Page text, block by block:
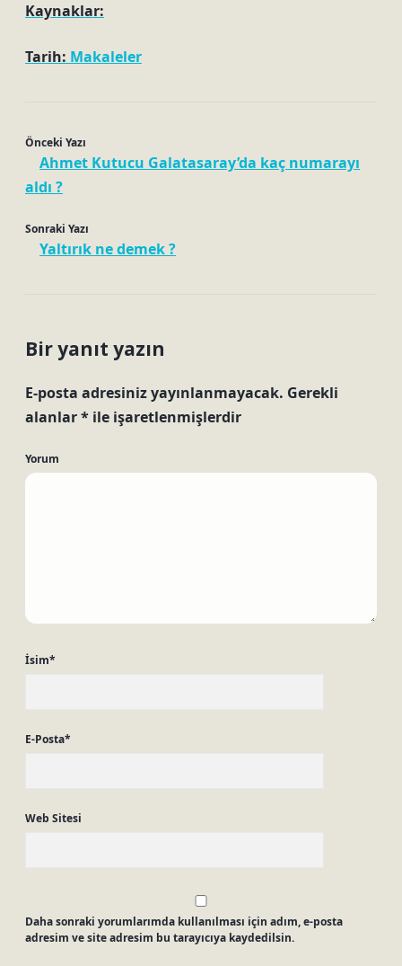
Kaynaklar:
Tarih: Makaleler
Önceki Yazı
Ahmet Kutucu Galatasaray’da kaç numarayı
aldı ?
Sonraki Yazı
Yaltırık ne demek ?
Bir yanıt yazın
E-posta adresiniz yayınlanmayacak. Gerekli
alanlar* ile işaretlenmişlerdir
Yorum
İsim*
E-Posta*
Web Sitesi
Daha sonraki yorumlarımda kullanılması için adım, e-posta
adresim ve site adresim bu tarayıcıya kaydedilsin.